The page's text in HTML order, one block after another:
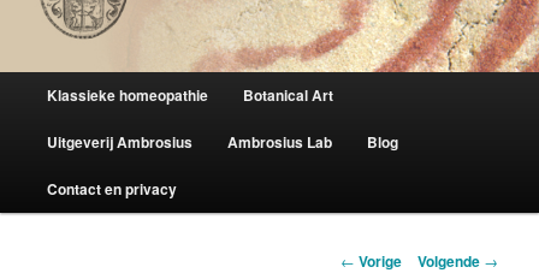
Klassieke homeopathie Botanical Art
Uitgeverij Ambrosius Ambrosius Lab Blog
Contact en privacy
Berichtnavigatie
← Vorige Volgende →